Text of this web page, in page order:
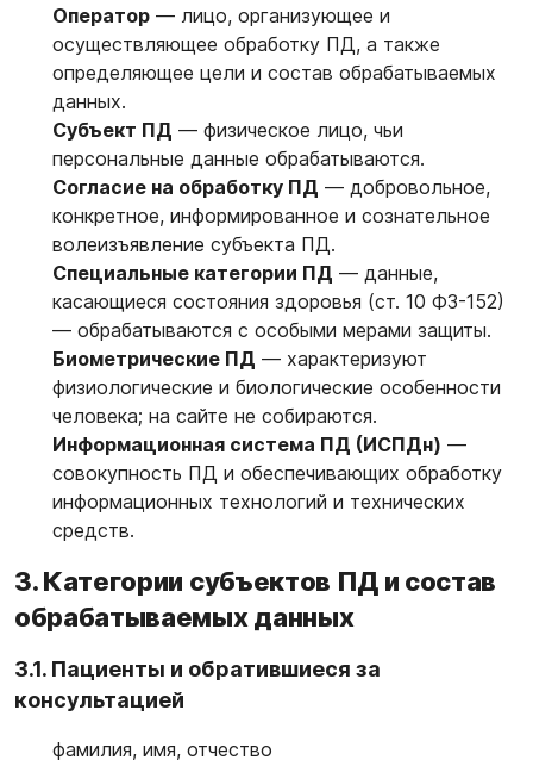
Оператор — лицо, организующее и
осуществляющее обработку ПД, а также
определяющее цели и состав обрабатываемых
данных.
Субъект ПД — физическое лицо, чьи
персональные данные обрабатываются.
Согласие на обработку ПД — добровольное,
конкретное, информированное и сознательное
волеизъявление субъекта ПД.
Специальные категории ПД — данные,
касающиеся состояния здоровья (ст. 10 ФЗ-152)
— обрабатываются с особыми мерами защиты.
Биометрические ПД — характеризуют
физиологические и биологические особенности
человека; на сайте не собираются.
Информационная система ПД (ИСПДн) —
совокупность ПД и обеспечивающих обработку
информационных технологий и технических
средств.
3. Категории субъектов ПД и состав
обрабатываемых данных
3.1. Пациенты и обратившиеся за
консультацией
фамилия, имя, отчество